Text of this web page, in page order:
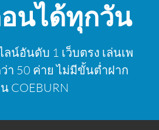
อนได้ทุกวัน
น์อันดับ 1 เว็บตรง เล่นเพ
า 50 ค่าย ไม่มีขั้นต่ำฝาก
COEBURN